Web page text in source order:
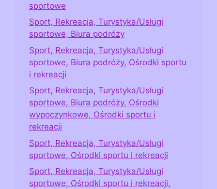
sportowe
Sport, Rekreacja, Turystyka/Usługi
sportowe, Biura podróży
Sport, Rekreacja, Turystyka/Usługi
sportowe, Biura podróży, Ośrodki sportu
i rekreacji
Sport, Rekreacja, Turystyka/Usługi
sportowe, Biura podróży, Ośrodki
wypoczynkowe, Ośrodki sportu i
rekreacji
Sport, Rekreacja, Turystyka/Usługi
sportowe, Ośrodki sportu i rekreacji
Sport, Rekreacja, Turystyka/Usługi
sportowe, Ośrodki sportu i rekreacji,